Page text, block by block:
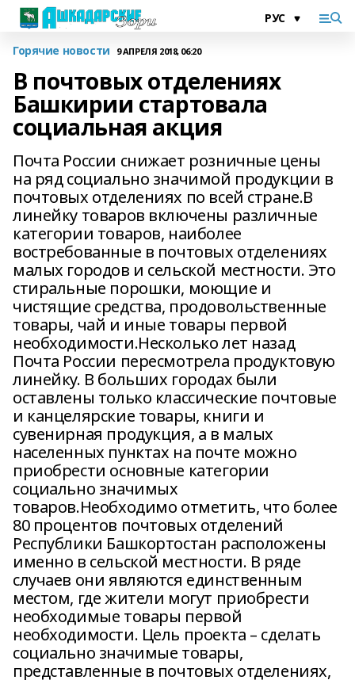
Горячие новости 9 АПРЕЛЯ 2018, 06:20
В почтовых отделениях
Башкирии стартовала
социальная акция
Почта России снижает розничные цены
на ряд социально значимой продукции в
почтовых отделениях по всей стране.В
линейку товаров включены различные
категории товаров, наиболее
востребованные в почтовых отделениях
малых городов и сельской местности. Это
стиральные порошки, моющие и
чистящие средства, продовольственные
товары, чай и иные товары первой
необходимости.Несколько лет назад
Почта России пересмотрела продуктовую
линейку. В больших городах были
оставлены только классические почтовые
и канцелярские товары, книги и
сувенирная продукция, а в малых
населенных пунктах на почте можно
приобрести основные категории
социально значимых
товаров.Необходимо отметить, что более
80 процентов почтовых отделений
Республики Башкортостан расположены
именно в сельской местности. В ряде
случаев они являются единственным
местом, где жители могут приобрести
необходимые товары первой
необходимости. Цель проекта – сделать
социально значимые товары,
представленные в почтовых отделениях,